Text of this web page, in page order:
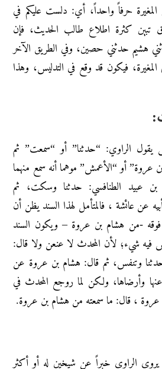
المغيرة حرفاً واحداً، أي: دلست عليكم في
تبين كثرة اطلاع طالب الحديث، فإن
هشيم حدثني حصين، وفي الطريق الآخر
فيكون قد وقع في التدليس، وهذا
يقول الراوي: “حدثنا” أو “سمعت” ثم
أو “الأعمش” موهما أنه سمع منهما
عبيد الطنافسي: حدثنا وسكت، ثم
عن عائشة ، فالمتأمل لهذا السند يظن أن
فوقه -من هشام بن عروة – ويكون السند
فيه شيء؛ لأن المحدث لا عنعن ولا قال:
وتنفس، ثم قال: هشام بن عروة عن
وأرضاها، ولكن لما روجع المحدث في
عروة ، قال: ما سمعته من هشام بن عروة.
يروي الراوي خبراً عن شيخين له أو أكثر